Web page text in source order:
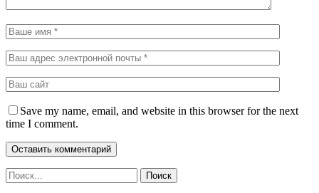
Save my name, email, and website in this browser for the next
time I comment.